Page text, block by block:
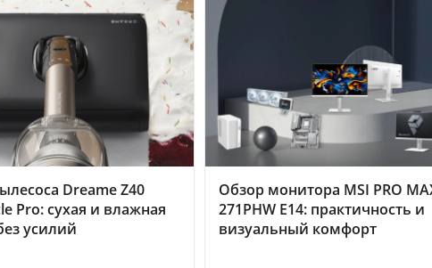
Dreame Z40
Pro: сухая и влажная
усилий
Обзор монитора MSI PRO
271PHW E14: практичность и
визуальный комфорт